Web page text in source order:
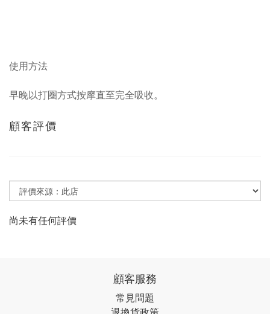
使用方法
早晚以打圈方式按摩直至完全吸收。
顧客評價
尚未有任何評價
顧客服務
常見問題